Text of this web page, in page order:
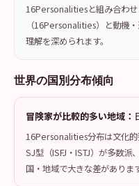
16Personalitiesと組み合わ
（16Personalities）と動機
理解を深められます。
世界の国別分布傾向
冒険家が比較的多い地域：
16Personalities分布は文化
SJ型（ISFJ・ISTJ）が多数派
国・地域で大きな差があります